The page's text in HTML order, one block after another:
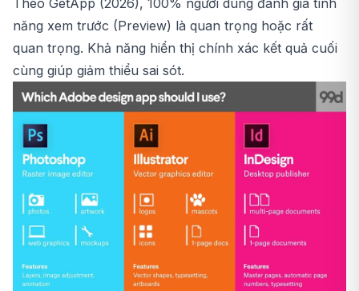
Theo GetApp (2026), 100% người dùng đánh giá tính
năng xem trước (Preview) là quan trọng hoặc rất
quan trọng. Khả năng hiển thị chính xác kết quả cuối
cùng giúp giảm thiểu sai sót.